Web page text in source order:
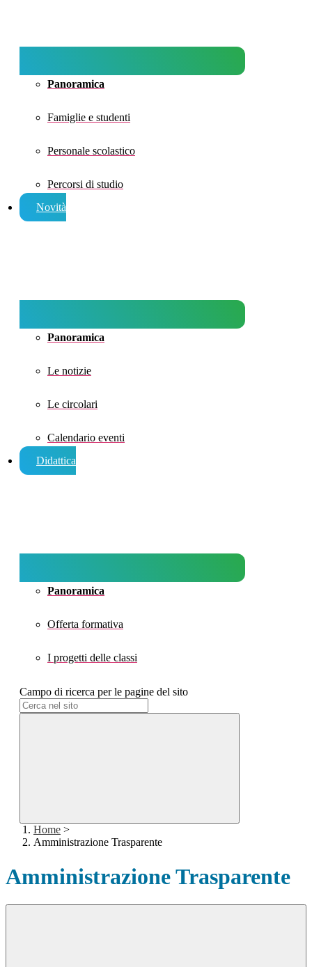
Panoramica
Famiglie e studenti
Personale scolastico
Percorsi di studio
Novità
Panoramica
Le notizie
Le circolari
Calendario eventi
Didattica
Panoramica
Offerta formativa
I progetti delle classi
Campo di ricerca per le pagine del sito
Home >
Amministrazione Trasparente
Amministrazione Trasparente